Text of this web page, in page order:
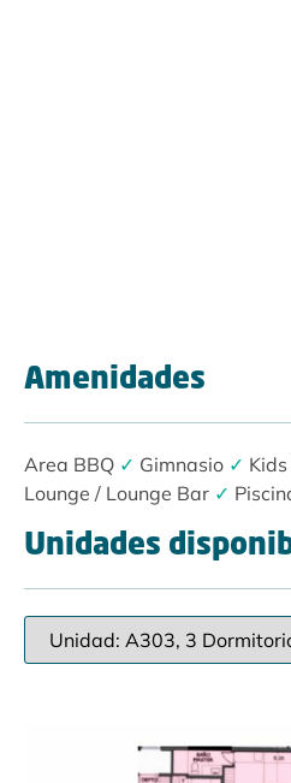
Amenidades
Area BBQ ✓ Gimnasio ✓
Lounge / Lounge Bar ✓
Unidades